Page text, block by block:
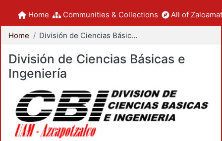
Home Communities & Collections All of
Home División de Ciencias Básicas e Ingeniería
División de Ciencias Básicas e
Ingeniería